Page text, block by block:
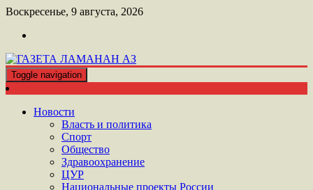
Перейти
контенту
Воскресенье, 9 августа, 2026
ГАЗЕТА ЛАМАНАН АЗ
ШАТОЙСКАЯ ГАЗЕТА ЛАМАНАН АЗ
Toggle navigation
Новости
Власть и политика
Спорт
Общество
Здравоохранение
ЦУР
Национальные проекты России